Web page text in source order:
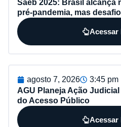
Saeb 2025: Brasil alcança
pré-pandemia, mas
Acessar
agosto 7, 2026
3:45 pm
AGU Planeja Ação
do Acesso Público
Acessar